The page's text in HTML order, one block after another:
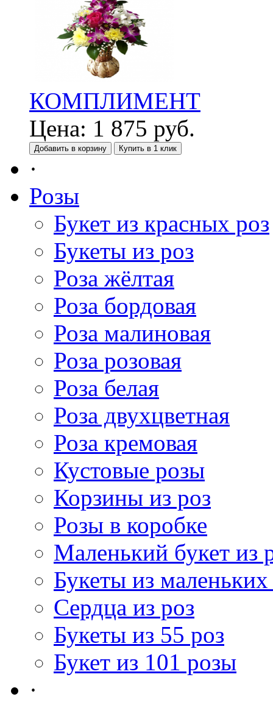
КОМПЛИМЕНТ
Цена: 1 875 руб.
Добавить в корзину Купить в 1 клик
·
Розы
Букет из красных роз
Букеты из роз
Роза жёлтая
Роза бордовая
Роза малиновая
Роза розовая
Роза белая
Роза двухцветная
Роза кремовая
Кустовые розы
Корзины из роз
Розы в коробке
Маленький букет из
Букеты из маленьких
Сердца из роз
Букеты из 55 роз
Букет из 101 розы
·